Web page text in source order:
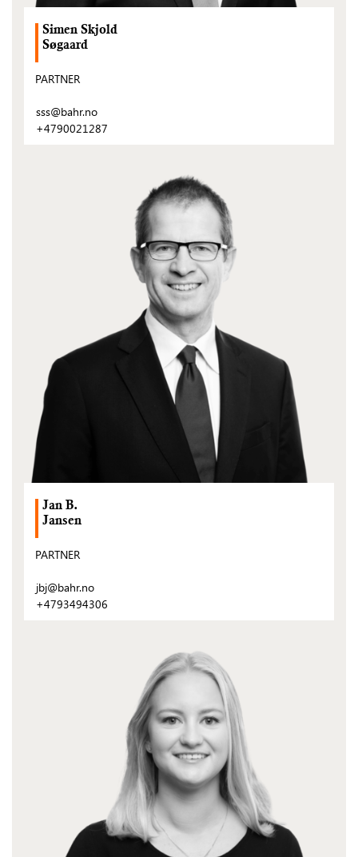
Simen Skjold
Søgaard
PARTNER
sss@bahr.no
+4790021287
Jan B.
Jansen
PARTNER
jbj@bahr.no
+4793494306